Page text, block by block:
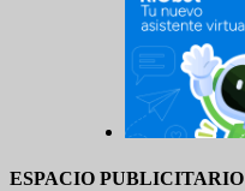
ESPACIO PUBLICITARIO